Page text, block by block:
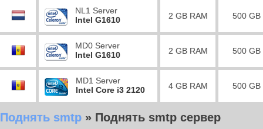
NL1 Server
Intel G1610
2 GB RAM 500 GB
MD0 Server
Intel G1610
2 GB RAM 500 GB
MD1 Server
Intel Core i3 2120
4 GB RAM 500 GB
Поднять smtp » Поднять smtp сервер